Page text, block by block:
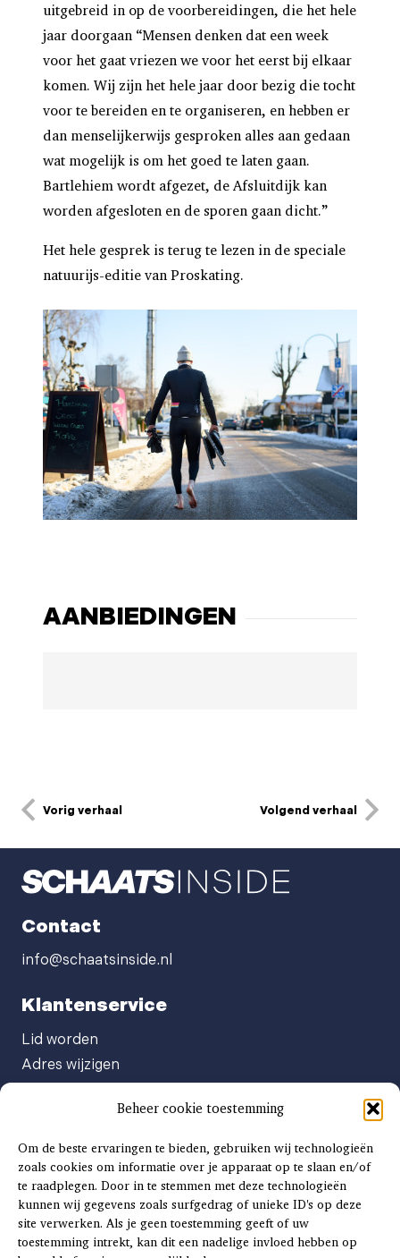
Beheer cookie toestemming
Om de beste ervaringen te bieden, gebruiken wij technologieën
zoals cookies om informatie over je apparaat op te slaan en/of
te raadplegen. Door in te stemmen met deze technologieën
kunnen wij gegevens zoals surfgedrag of unieke ID's op deze
site verwerken. Als je geen toestemming geeft of uw
toestemming intrekt, kan dit een nadelige invloed hebben op
uitgebreid in op de voorbereidingen, die het hele
jaar doorgaan “Mensen denken dat een week
voor het gaat vriezen we voor het eerst bij elkaar
komen. Wij zijn het hele jaar door bezig die tocht
voor te bereiden en te organiseren, en hebben er
dan menselijkerwijs gesproken alles aan gedaan
wat mogelijk is om het goed te laten gaan.
Bartlehiem wordt afgezet, de Afsluitdijk kan
worden afgesloten en de sporen gaan dicht.”
Het hele gesprek is terug te lezen in de speciale
natuurijs-editie van Proskating.
AANBIEDINGEN
Vorig verhaal Volgend verhaal
Contact
info@schaatsinside.nl
Klantenservice
Lid worden
Adres wijzigen
Abonnement opzeggen
Afgeven automatische incasso
Factuur betalen
Klachtenformulier
Overige vragen